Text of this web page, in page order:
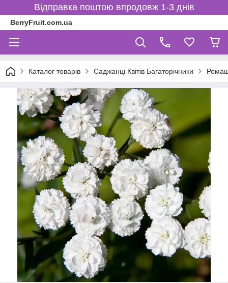
Відправка поштою впродовж 1-3 днів
BerryFruit.com.ua
Каталог товарів Саджанці Квітів Багаторічники